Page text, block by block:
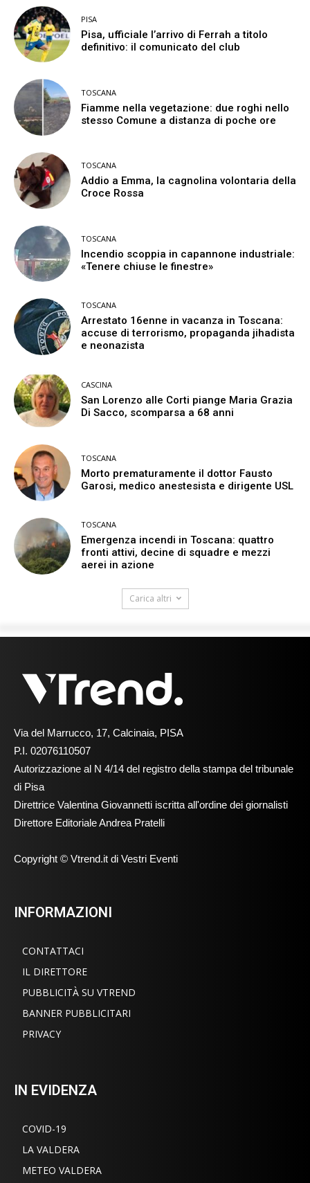
PISA
Pisa, ufficiale l’arrivo di Ferrah a titolo
definitivo: il comunicato del club
TOSCANA
Fiamme nella vegetazione: due roghi nello
stesso Comune a distanza di poche ore
TOSCANA
Addio a Emma, la cagnolina volontaria della
Croce Rossa
TOSCANA
Incendio scoppia in capannone industriale:
«Tenere chiuse le finestre»
TOSCANA
Arrestato 16enne in vacanza in Toscana:
accuse di terrorismo, propaganda jihadista
e neonazista
CASCINA
San Lorenzo alle Corti piange Maria Grazia
Di Sacco, scomparsa a 68 anni
TOSCANA
Morto prematuramente il dottor Fausto
Garosi, medico anestesista e dirigente USL
TOSCANA
Emergenza incendi in Toscana: quattro
fronti attivi, decine di squadre e mezzi
aerei in azione
Carica altri
Via del Marrucco, 17, Calcinaia, PISA
P.I. 02076110507
Autorizzazione al N 4/14 del registro della stampa del tribunale
di Pisa
Direttrice Valentina Giovannetti iscritta all'ordine dei giornalisti
Direttore Editoriale Andrea Pratelli
Copyright © Vtrend.it di Vestri Eventi
INFORMAZIONI
CONTATTACI
IL DIRETTORE
PUBBLICITÀ SU VTREND
BANNER PUBBLICITARI
PRIVACY
IN EVIDENZA
COVID-19
LA VALDERA
METEO VALDERA